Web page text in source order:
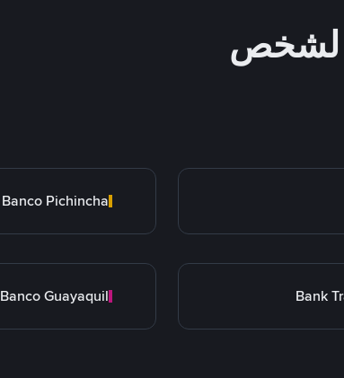
لشخص
Banco Pichincha
Bank
Banco Guayaquil